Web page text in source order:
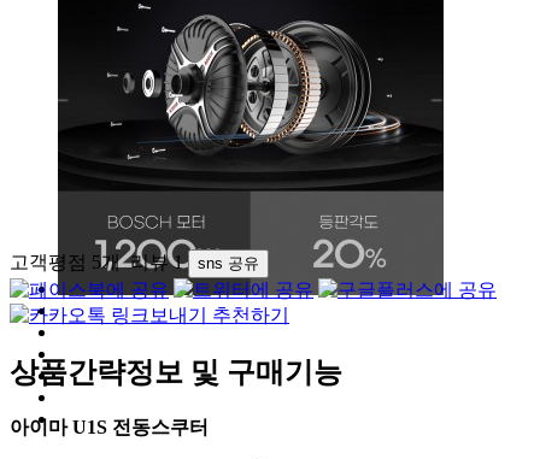
고객평점 5개 리뷰1 sns 공유
추천하기
상품간략정보 및 구매기능
아이마 U1S 전동스쿠터